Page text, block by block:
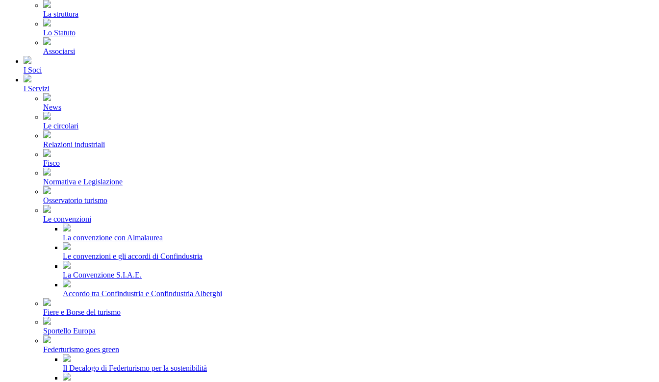
La struttura
Lo Statuto
Associarsi
I Soci
I Servizi
News
Le circolari
Relazioni industriali
Fisco
Normativa e Legislazione
Osservatorio turismo
Le convenzioni
La convenzione con Almalaurea
Le convenzioni e gli accordi di Confindustria
La Convenzione S.I.A.E.
Accordo tra Confindustria e Confindustria Alberghi
Fiere e Borse del turismo
Sportello Europa
Federturismo goes green
Il Decalogo di Federturismo per la sostenibilità